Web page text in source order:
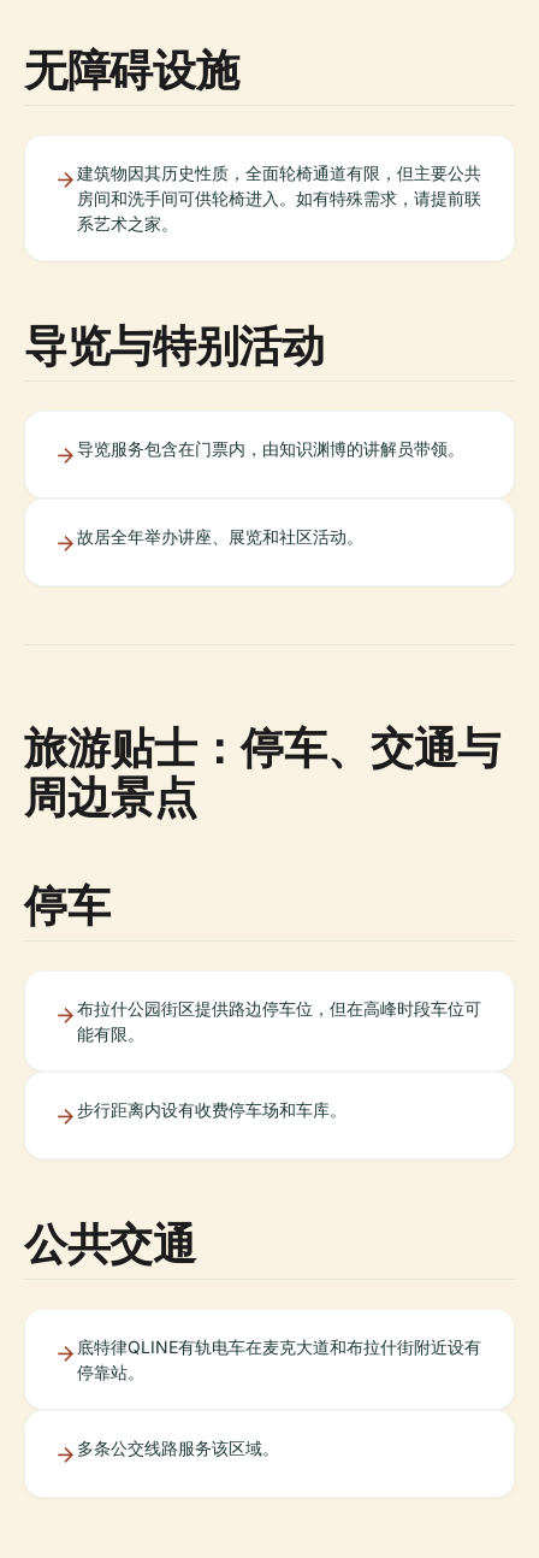
无障碍设施
建筑物因其历史性质，全面轮椅通道有限，但主要公共
房间和洗手间可供轮椅进入。如有特殊需求，请提前联
系艺术之家。
导览与特别活动
导览服务包含在门票内，由知识渊博的讲解员带领。
故居全年举办讲座、展览和社区活动。
旅游贴士：停车、交通与
周边景点
停车
布拉什公园街区提供路边停车位，但在高峰时段车位可
能有限。
步行距离内设有收费停车场和车库。
公共交通
底特律QLINE有轨电车在麦克大道和布拉什街附近设有
停靠站。
多条公交线路服务该区域。